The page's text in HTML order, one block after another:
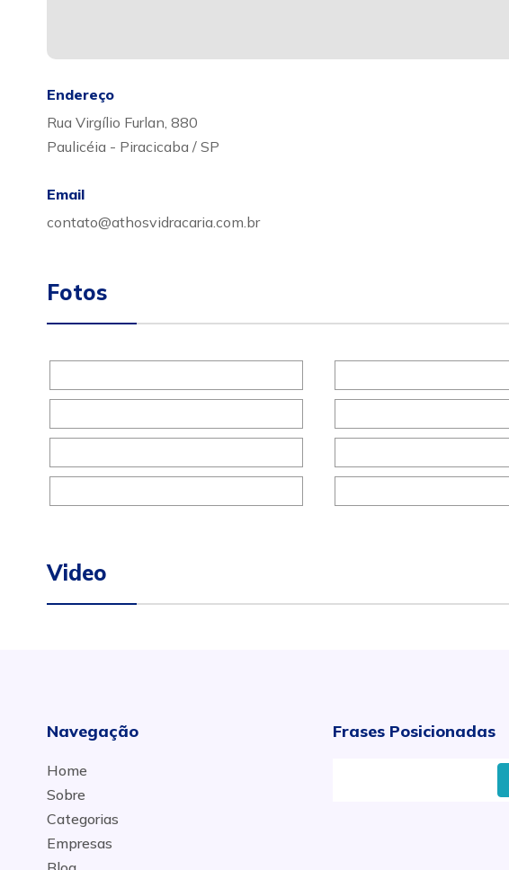
Endereço
Rua Virgílio Furlan, 880
Paulicéia - Piracicaba / SP
Email
contato@athosvidracaria.com.br
Fotos
Video
Navegação
Home
Sobre
Categorias
Empresas
Frases Posicionadas